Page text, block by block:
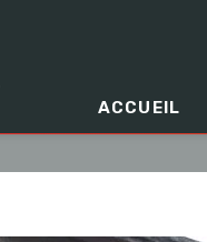
ACCUEIL